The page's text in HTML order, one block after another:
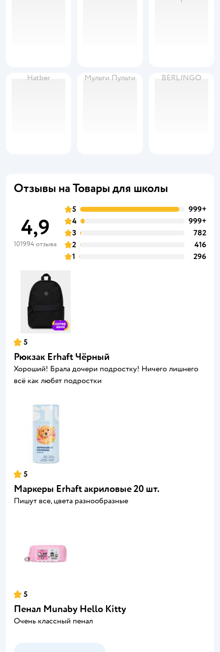
Hatber Мульти Пульти BERLINGO
Отзывы на Товары для школы
4,9
101994 отзыва
5
999+
4
999+
3
782
2
416
1
296
5
Рюкзак Erhaft Чёрный
Хороший! Брала дочери подростку! Ничего лишнего
всё как любят подростки
5
Маркеры Erhaft акриловые 20 шт.
Пишут все, цвета разнообразные
5
Пенал Munaby Hello Kitty
Очень классный пенал